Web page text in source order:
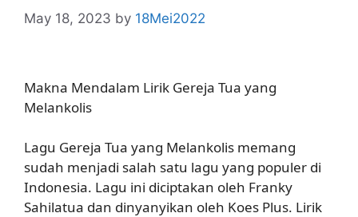
May 18, 2023 by 18Mei2022
Makna Mendalam Lirik Gereja Tua yang
Melankolis
Lagu Gereja Tua yang Melankolis memang
sudah menjadi salah satu lagu yang populer di
Indonesia. Lagu ini diciptakan oleh Franky
Sahilatua dan dinyanyikan oleh Koes Plus. Lirik